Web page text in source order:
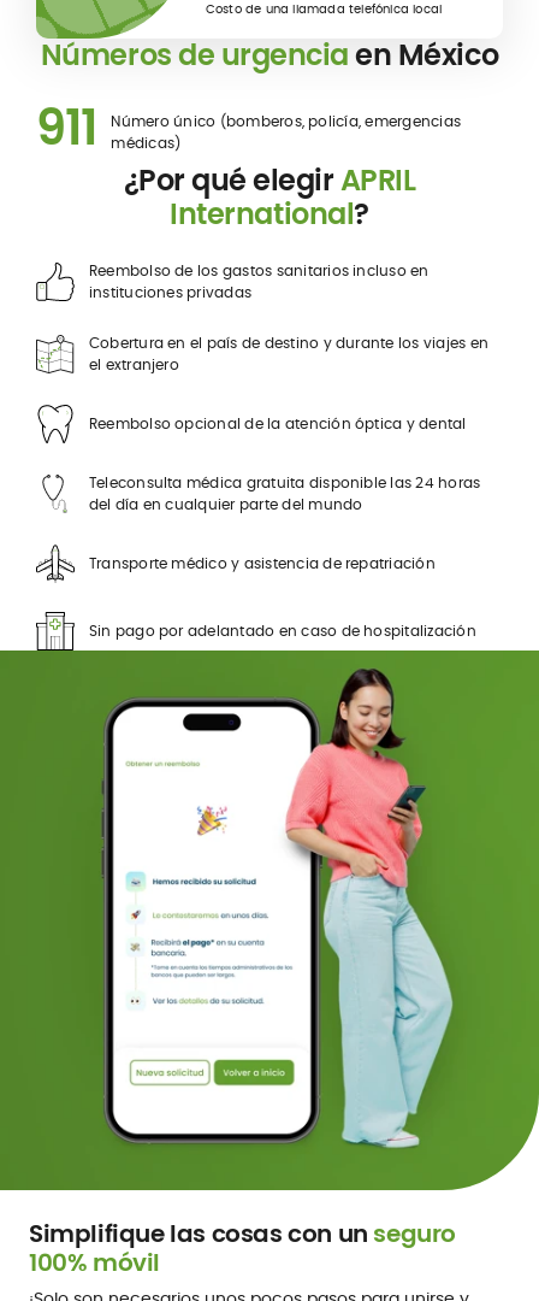
Costo de una llamada telefónica local
Números de urgenciaen México
911
Número único (bomberos, policía, emergencias
médicas)
¿Por qué elegirAPRIL
International?
Reembolso de los gastos sanitarios incluso en
instituciones privadas
Cobertura en el país de destino y durante los viajes en
el extranjero
Reembolso opcional de la atención óptica y dental
Teleconsulta médica gratuita disponible las 24 horas
del día en cualquier parte del mundo
Transporte médico y asistencia de repatriación
Sin pago por adelantado en caso de hospitalización
Simplifique las cosas con un seguro
100% móvil